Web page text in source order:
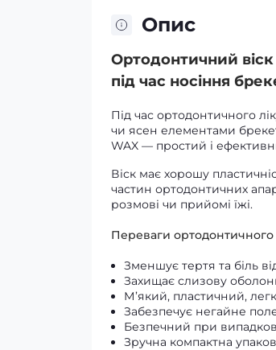
Опис
Ортодонтичний
під час носіння
Під час ортодонтичного
чи ясен елементами
WAX — простий і
Віск має хорошу
частин ортодонтичних
розмові чи прийомі їжі.
Переваги ортодонтичного
Зменшує тертя та біль
Захищає слизову
М’який, пластичний,
Забезпечує негайне
Безпечний при
Зручна компактна